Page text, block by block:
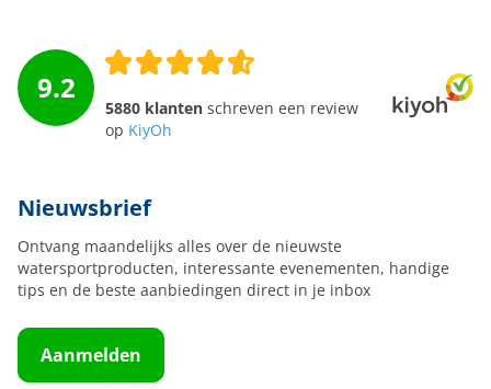
9.2
5880 klanten schreven een review
op KiyOh
Nieuwsbrief
Ontvang maandelijks alles over de nieuwste
watersportproducten, interessante evenementen, handige
tips en de beste aanbiedingen direct in je inbox
Aanmelden